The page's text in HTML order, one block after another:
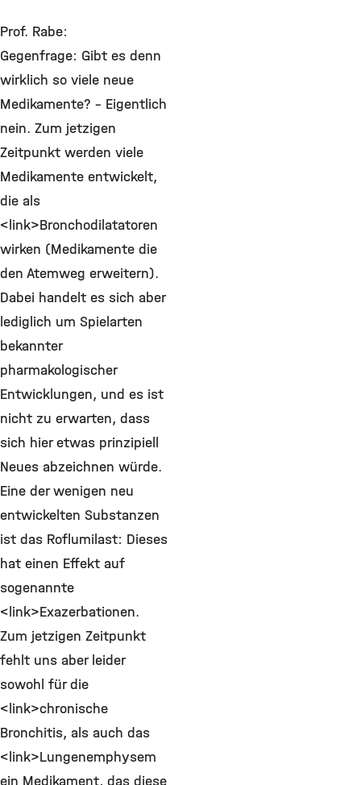
Prof. Rabe:
Gegenfrage: Gibt es denn
wirklich so viele neue
Medikamente? – Eigentlich
nein. Zum jetzigen
Zeitpunkt werden viele
Medikamente entwickelt,
die als
<link>Bronchodilatatoren
wirken (Medikamente die
den Atemweg erweitern).
Dabei handelt es sich aber
lediglich um Spielarten
bekannter
pharmakologischer
Entwicklungen, und es ist
nicht zu erwarten, dass
sich hier etwas prinzipiell
Neues abzeichnen würde.
Eine der wenigen neu
entwickelten Substanzen
ist das Roflumilast: Dieses
hat einen Effekt auf
sogenannte
<link>Exazerbationen.
Zum jetzigen Zeitpunkt
fehlt uns aber leider
sowohl für die
<link>chronische
Bronchitis, als auch das
<link>Lungenemphysem
ein Medikament, das diese